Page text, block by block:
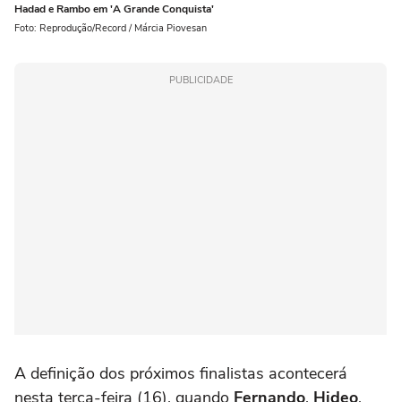
Hadad e Rambo em 'A Grande Conquista'
Foto: Reprodução/Record / Márcia Piovesan
PUBLICIDADE
A definição dos próximos finalistas acontecerá
nesta terça-feira (16), quando Fernando, Hideo,